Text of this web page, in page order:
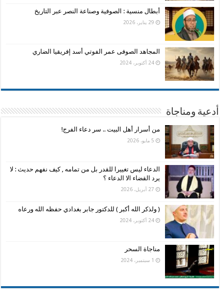
أبطال منسية : الصوفية وصناعة النصر عبر التاريخ
29 يناير، 2026
المجاهد الصوفى عمر الفوتي أسد إفريقيا الضاري
24 أكتوبر، 2024
أدعية ومناجاة
من أسرار أهل البيت .. سر دعاء الفرج!
5 مايو، 2026
الدعاء ليس تغييرا للقدر بل من تمامه , كيف نفهم حديث : لا
يرد القضاء الا الدعاء ؟
27 أبريل، 2026
( ولذكر الله أكبر ) للدكتور جابر بغدادي حفظه الله ورعاه
24 أكتوبر، 2024
مناجاة السحر
1 سبتمبر، 2024